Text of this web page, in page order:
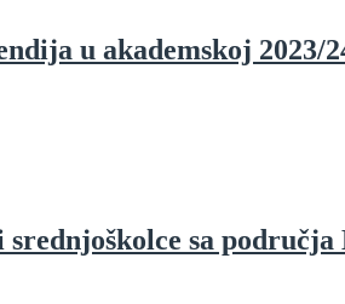
u akademskoj 2023/
sa